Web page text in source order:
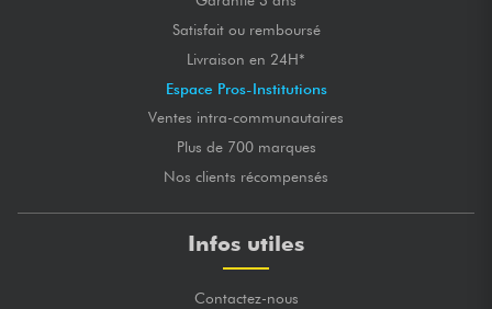
Satisfait ou remboursé
Livraison en 24H*
Espace Pros-Institutions
Ventes intra-communautaires
Plus de 700 marques
Nos clients récompensés
Infos utiles
Contactez-nous